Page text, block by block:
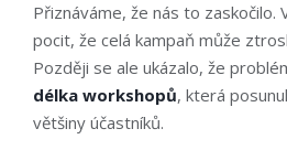
Přiznáváme, že nás to zaskočilo.
pocit, že celá kampaň může
Později se ale ukázalo, že
délka workshopů, která
většiny účastníků.